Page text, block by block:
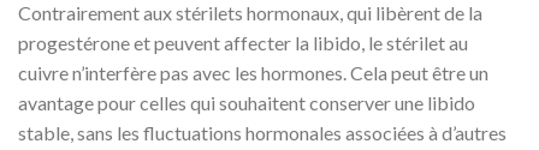
Contrairement aux stérilets hormonaux, qui libèrent de la
progestérone et peuvent affecter la libido, le stérilet au
cuivre n’interfère pas avec les hormones. Cela peut être un
avantage pour celles qui souhaitent conserver une libido
stable, sans les fluctuations hormonales associées à d’autres